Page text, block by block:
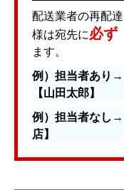
配送業者の再配
様は宛先に必ず
ます。
例）担当者あり→
【山田太郎】
例）担当者なし
店】